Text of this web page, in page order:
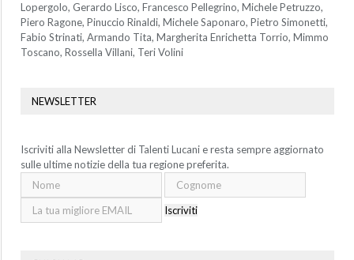
Lopergolo, Gerardo Lisco, Francesco Pellegrino, Michele Petruzzo,
Piero Ragone, Pinuccio Rinaldi, Michele Saponaro, Pietro Simonetti,
Fabio Strinati, Armando Tita, Margherita Enrichetta Torrio, Mimmo
Toscano, Rossella Villani, Teri Volini
NEWSLETTER
Iscriviti alla Newsletter di Talenti Lucani e resta sempre aggiornato
sulle ultime notizie della tua regione preferita.
Iscriviti